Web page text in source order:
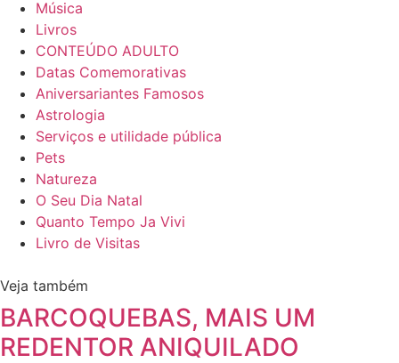
Música
Livros
CONTEÚDO ADULTO
Datas Comemorativas
Aniversariantes Famosos
Astrologia
Serviços e utilidade pública
Pets
Natureza
O Seu Dia Natal
Quanto Tempo Ja Vivi
Livro de Visitas
Veja também
BARCOQUEBAS, MAIS UM
REDENTOR ANIQUILADO